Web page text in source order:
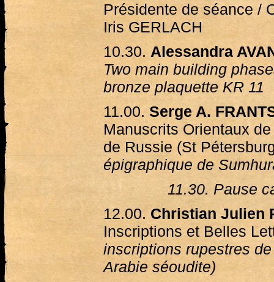
Présidente de séance /
Iris GERLACH
10.30. Alessandra
Two main building
bronze plaquette KR 11
11.00. Serge A.
Manuscrits Orientaux
de Russie (St
épigraphique de
11.30. Pause
12.00. Christian Julien
Inscriptions et Belles
inscriptions rupestres
Arabie séoudite)